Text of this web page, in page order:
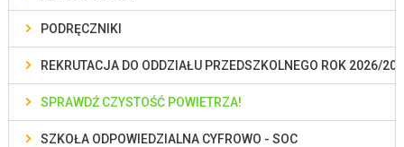
PODRĘCZNIKI
REKRUTACJA DO ODDZIAŁU PRZEDSZKOLNEGO ROK 2026/
SPRAWDŹ CZYSTOŚĆ POWIETRZA!
SZKOŁA ODPOWIEDZIALNA CYFROWO - SOC